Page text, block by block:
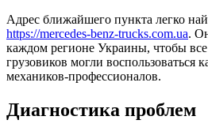
Адрес ближайшего пункта легко
https://mercedes-benz-trucks.com.ua.
каждом регионе Украины, чтобы
грузовиков могли воспользоваться
механиков-профессионалов.
Диагностика проблем